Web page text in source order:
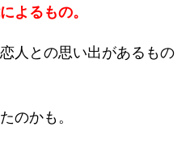
よるもの。
人との思い出があるもの
のかも。